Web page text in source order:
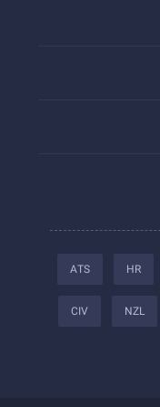
HR
ATS
NZL
CIV